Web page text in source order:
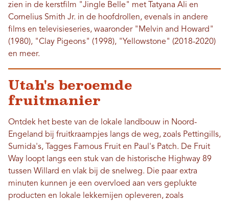
zien in de kerstfilm "Jingle Belle" met Tatyana Ali en
Cornelius Smith Jr. in de hoofdrollen, evenals in andere
films en televisieseries, waaronder "Melvin and Howard"
(1980), "Clay Pigeons" (1998), "Yellowstone" (2018-2020)
en meer.
Utah's beroemde
fruitmanier
Ontdek het beste van de lokale landbouw in Noord-
Engeland bij fruitkraampjes langs de weg, zoals Pettingills,
Sumida's, Tagges Famous Fruit en Paul's Patch. De Fruit
Way loopt langs een stuk van de historische Highway 89
tussen Willard en vlak bij de snelweg. Die paar extra
minuten kunnen je een overvloed aan vers geplukte
producten en lokale lekkernijen opleveren, zoals